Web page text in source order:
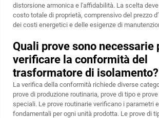
distorsione armonica e l'affidabilità. La scelta
costo totale di proprietà, comprensivo del prezzo
dei costi energetici e delle esigenze di
Quali prove sono necessarie
verificare la conformità del
trasformatore di isolamento?
La verifica della conformità richiede diverse
prove di produzione routinaria, prove di tipo e
speciali. Le prove routinarie verificano i parametri
fondamentali per ogni unità prodotta. Le prove di